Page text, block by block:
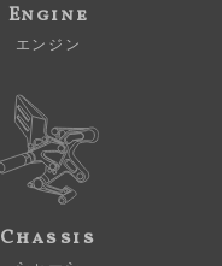
Engine
エンジン
Chassis